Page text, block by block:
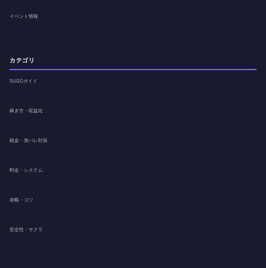
イベント情報
カテゴリ
SUGOガイド
稼ぎ方・収益化
税金・身バレ対策
料金・システム
攻略・コツ
安全性・サクラ